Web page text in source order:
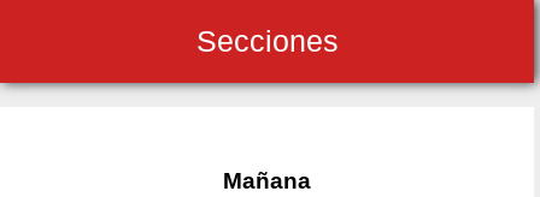
Secciones
Mañana